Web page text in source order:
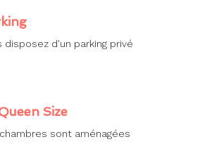
disposez d'un parking privé
Size
sont aménagées